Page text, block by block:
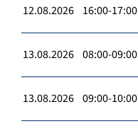
12.08.2026 16:00-17:00
13.08.2026 08:00-09:00
13.08.2026 09:00-10:00